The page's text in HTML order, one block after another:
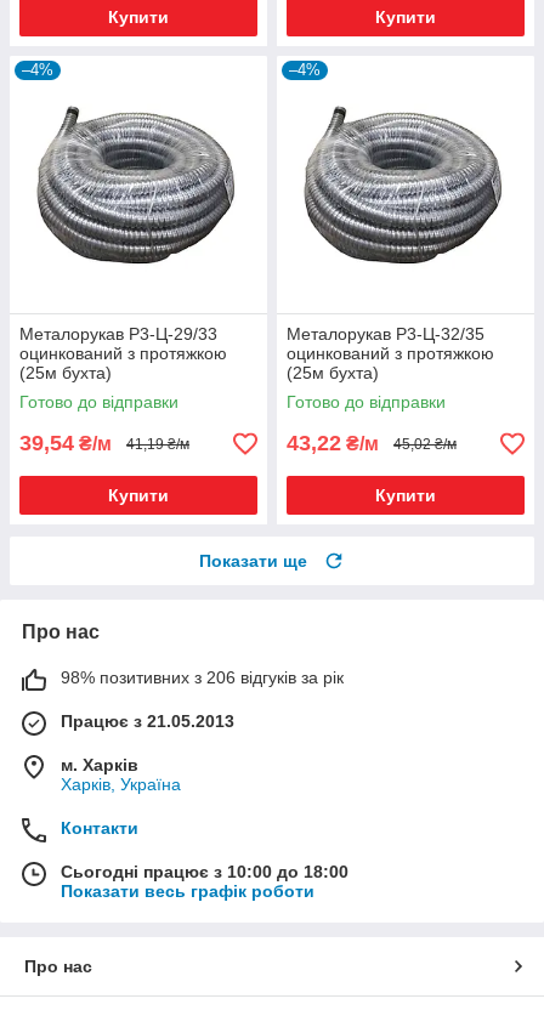
Купити Купити
–4%
Металорукав Р3-Ц-29/33
оцинкований з протяжкою
(25м бухта)
Готово до відправки
39,54 ₴/м 41,19 ₴/м
Купити
–4%
Металорукав Р3-Ц-32/35
оцинкований з протяжкою
(25м бухта)
Готово до відправки
43,22 ₴/м 45,02 ₴/м
Купити
Показати ще
Про нас
98% позитивних з 206 відгуків за рік
Працює з 21.05.2013
м. Харків
Харків, Україна
Контакти
Сьогодні працює з 10:00 до 18:00
Показати весь графік роботи
Про нас